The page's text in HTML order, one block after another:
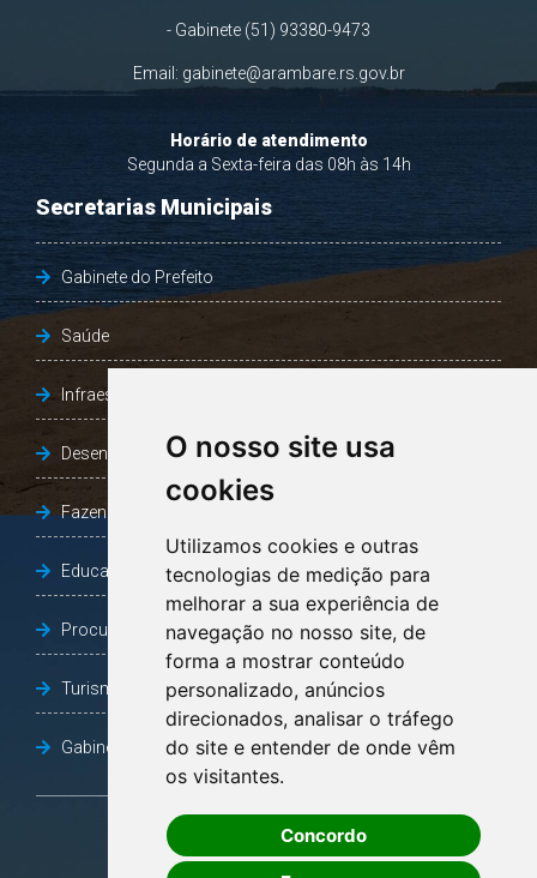
O nosso site usa
cookies
Utilizamos cookies e outras
tecnologias de medição para
melhorar a sua experiência de
navegação no nosso site, de
forma a mostrar conteúdo
personalizado, anúncios
direcionados, analisar o tráfego
do site e entender de onde vêm
os visitantes.
Concordo
- Gabinete (51) 93380-9473
Email: gabinete@arambare.rs.gov.br
Horário de atendimento
Segunda a Sexta-feira das 08h às 14h
Secretarias Municipais
Gabinete do Prefeito
Saúde
Infraestrutura, Agricultura e Meio Ambiente
Desenvolvimento Social
Fazenda e Desenvolvimento Econômico
Educação
Procuradoria Geral do Município
Turismo, Desporto e Cultura
Gabinete Vice-Prefeito
OUVIDORIA